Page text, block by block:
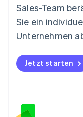
Sales-Team
Sie ein
Unternehmen
Jetzt starten
English
Österreich
Deutsch
Polen
Portugal
PortuguêsEnglish
Schweden